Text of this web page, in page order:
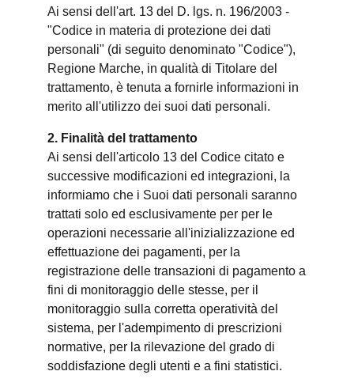
Ai sensi dell'art. 13 del D. lgs. n. 196/2003 -
"Codice in materia di protezione dei dati
personali" (di seguito denominato "Codice"),
Regione Marche, in qualità di Titolare del
trattamento, è tenuta a fornirle informazioni in
merito all'utilizzo dei suoi dati personali.
2. Finalità del trattamento
Ai sensi dell'articolo 13 del Codice citato e
successive modificazioni ed integrazioni, la
informiamo che i Suoi dati personali saranno
trattati solo ed esclusivamente per per le
operazioni necessarie all'inizializzazione ed
effettuazione dei pagamenti, per la
registrazione delle transazioni di pagamento a
fini di monitoraggio delle stesse, per il
monitoraggio sulla corretta operatività del
sistema, per l'adempimento di prescrizioni
normative, per la rilevazione del grado di
soddisfazione degli utenti e a fini statistici.